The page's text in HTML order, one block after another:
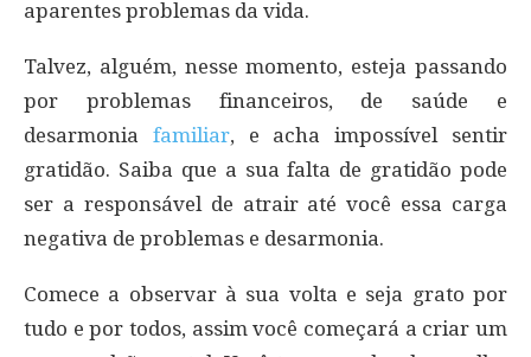
aparentes problemas da vida.
Talvez, alguém, nesse momento, esteja passando
por problemas financeiros, de saúde e
desarmonia familiar, e acha impossível sentir
gratidão. Saiba que a sua falta de gratidão pode
ser a responsável de atrair até você essa carga
negativa de problemas e desarmonia.
Comece a observar à sua volta e seja grato por
tudo e por todos, assim você começará a criar um